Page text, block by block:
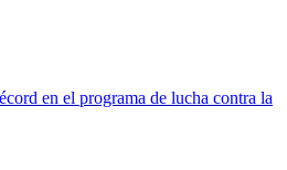
en el programa de lucha contra la